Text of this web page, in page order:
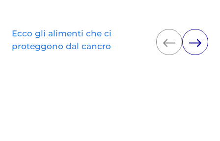
Ecco gli alimenti che ci
proteggono dal cancro